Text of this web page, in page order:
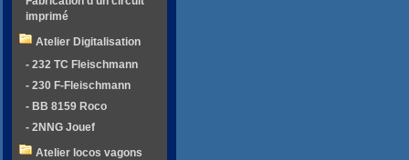
imprimé
Atelier Digitalisation
- 232 TC Fleischmann
- 230 F-Fleischmann
- BB 8159 Roco
- 2NNG Jouef
Atelier locos vagons